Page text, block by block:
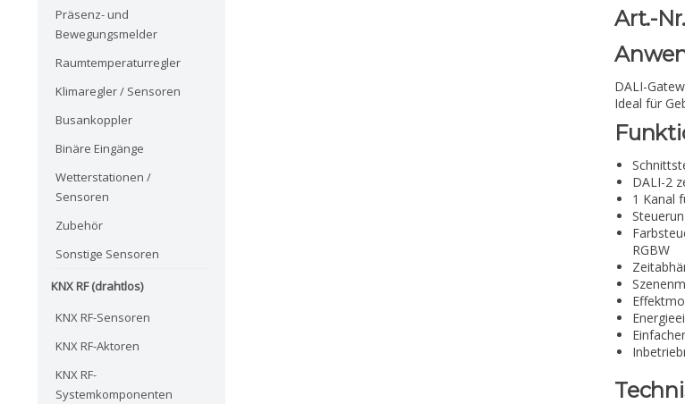
Präsenz- und
Bewegungsmelder
Raumtemperaturregler
Klimaregler / Sensoren
Busankoppler
Binäre Eingänge
Wetterstationen /
Sensoren
Zubehör
Sonstige Sensoren
KNX RF (drahtlos)
KNX RF-Sensoren
KNX RF-Aktoren
KNX RF-
Systemkomponenten
Art.-
DALI-
Ideal für
DALI-2
1 Kanal
RGBW